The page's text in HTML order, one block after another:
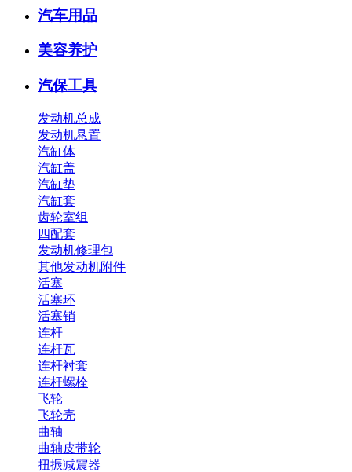
汽车用品
美容养护
汽保工具
发动机总成
发动机悬置
汽缸体
汽缸盖
汽缸垫
汽缸套
齿轮室组
四配套
发动机修理包
其他发动机附件
活塞
活塞环
活塞销
连杆
连杆瓦
连杆衬套
连杆螺栓
飞轮
飞轮壳
曲轴
曲轴皮带轮
扭振减震器